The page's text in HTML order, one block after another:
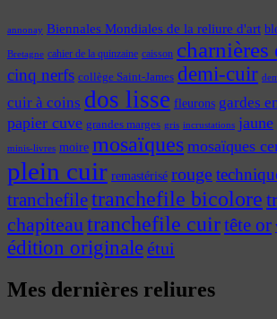
annonay Biennales Mondiales de la reliure d'art
Bretagne cahier de la quinzaine caisson charnières
cinq nerfs collège Saint-James demi-cuir
cuir à coins dos lisse fleurons gardes
papier cuve grandes marges gris incrustations jaune
minis-livres moire mosaïques mosaïques
plein cuir remastérisé rouge
tranchefiletranchefile bicolore
chapiteautranchefile cuirtête or
édition originaleétui
Mes dernières reliures